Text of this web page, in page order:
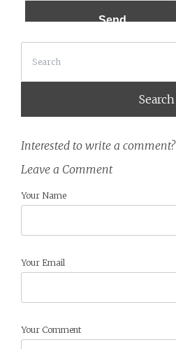
Interested to write a comment?
Leave a Comment
Your Name
Your Email
Your Comment